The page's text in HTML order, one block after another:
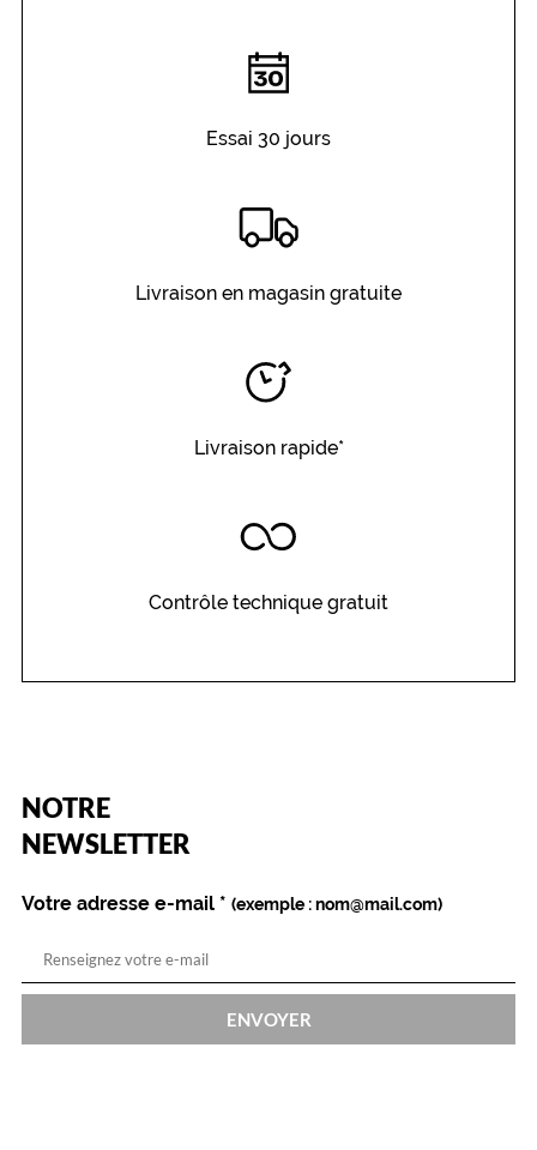
Essai 30 jours
Livraison en magasin gratuite
Livraison rapide*
Contrôle technique gratuit
NOTRE
NEWSLETTER
Name
Votre adresse e-mail *
(Ce
champ
est
obligatoire)
(exemple : nom@mail.com)
ENVOYER